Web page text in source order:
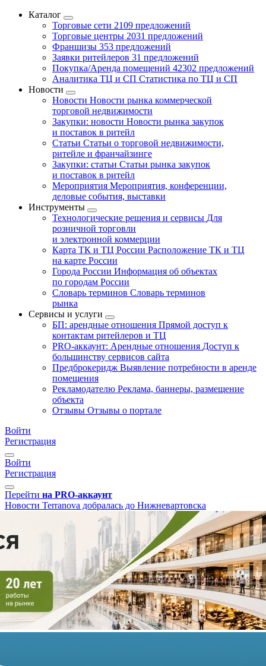
Каталог
Торговые сети 2109 предложений
Торговые центры 2031 предложений
Франшизы 353 предложений
Заявки ритейлеров 31 предложений
Покупка/Аренда помещений 42302 предложений
Аналитика ТЦ и СП Статистика по ТЦ и СП
Новости
Новости Новости рынка коммерческой
торговой недвижимости
Закупки: новости Новости рынка закупок
и поставок в ритейл
Статьи Статьи о торговой недвижимости,
ритейле и франчайзинге
Закупки: статьи Статьи рынка закупок
и поставок в ритейл
Мероприятия Мероприятия, конференции,
деловые события, выставки
Инструменты
Технологические решения и сервисы Для
розничной торговли
и электронной коммерции
Карта ТК и ТЦ России Расположение ТК и ТЦ
на карте России
Города России Информация об объектах
по городам России
Словарь терминов Словарь терминов
рынка
Сервисы и услуги
БП: арендные отношения Прямой доступ к
контактам ритейлеров и ТЦ
PRO-аккаунт: Арендные отношения Доступ к
большинству сервисов сайта
Предброкеридж Выявление потребности в аренде
помещения
Рекламодателю Реклама, баннеры, размещение
объекта
Отзывы Отзывы о портале
Войти
Регистрация
Войти
Регистрация
Перейти на PRO-аккаунт
Новости Terranova добралась до Нижневартовска